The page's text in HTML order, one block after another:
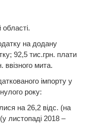
на додану
92,5 тис.грн. плати
ввізного мита.
імпорту у
року:
на 26,2 відс. (на
листопаді 2018 –